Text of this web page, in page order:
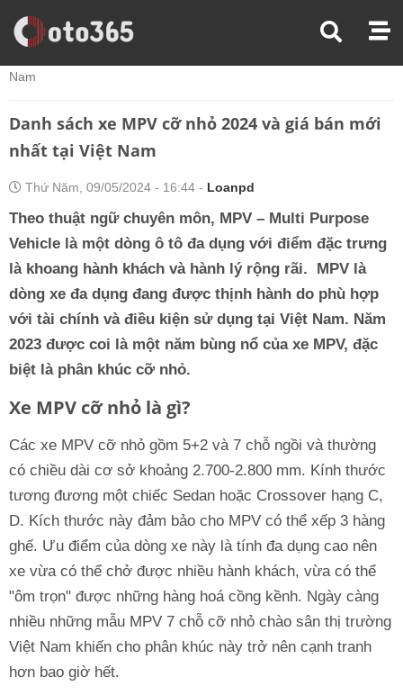
Trang Chủ
Thị Trường Xe
Nam
Danh sách xe MPV cỡ nhỏ 2024 và giá bán mới
nhất tại Việt Nam
Thứ Năm, 09/05/2024 - 16:44 - Loanpd
Theo thuật ngữ chuyên môn, MPV – Multi Purpose
Vehicle là một dòng ô tô đa dụng với điểm đặc trưng
là khoang hành khách và hành lý rộng rãi. MPV là
dòng xe đa dụng đang được thịnh hành do phù hợp
với tài chính và điều kiện sử dụng tại Việt Nam. Năm
2023 được coi là một năm bùng nổ của xe MPV, đặc
biệt là phân khúc cỡ nhỏ.
Xe MPV cỡ nhỏ là gì?
Các xe MPV cỡ nhỏ gồm 5+2 và 7 chỗ ngồi và thường
có chiều dài cơ sở khoảng 2.700-2.800 mm. Kính thước
tương đương một chiếc Sedan hoặc Crossover hạng C,
D. Kích thước này đảm bảo cho MPV có thể xếp 3 hàng
ghế. Ưu điểm của dòng xe này là tính đa dụng cao nên
xe vừa có thể chở được nhiều hành khách, vừa có thể
"ôm trọn" được những hàng hoá cồng kềnh. Ngày càng
nhiều những mẫu MPV 7 chỗ cỡ nhỏ chào sân thị trường
Việt Nam khiến cho phân khúc này trở nên cạnh tranh
hơn bao giờ hết.